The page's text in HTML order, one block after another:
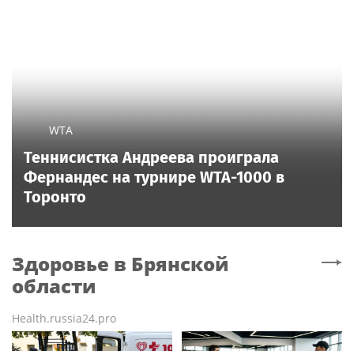
WTA
Теннисистка Андреева проиграла
Фернандес на турнире WTA-1000 в
Торонто
Здоровье в Брянской
области
Health.russia24.pro